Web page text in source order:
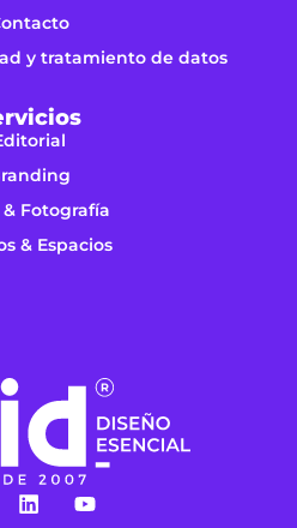
y tratamiento de datos
Fotografía
& Espacios